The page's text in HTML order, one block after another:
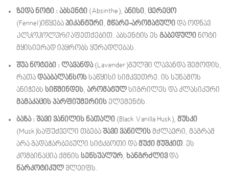
ზედა ნოტი : აბსენტი (Absinthe ), ანისი, ცერეცო
(Fennel )იწყება პიკანტური, მწარე-არომატული და ოდნავ
ალკოჰოლურიაფეთქებით. აბსენტის ეს გაბედული ნოტი
მყისიერად იპყრობს ყურადღებას.
შუა ნოტები : ლავანდა(Lavender )გულში ლავანდა შემოდის,
რათა დააბალანსოს საწყისი სიმკვეთრე. ის სუნამოს
ანიჭებს სიწმინდეს, არომატულ სიგრილეს და კლასიკური
მამაკაცის პარფიუმერიის ელემენტს.
ბაზა : შავი ვანილის ნათალი (Black Vanilla Husk ), მუსკი
(Musk )საფუძველი თბება შავი ვანილის მძლავრი, მაგრამ
არა გადაჭარბებული სიტკბოთი და მუქი მუშკით. ეს
კომბინაცია ქმნის სენსუალურ, ხანგრძლივდა
ნარკოტიკულ შლეიფს.